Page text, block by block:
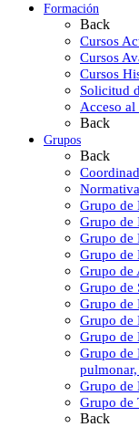
Formación
Back
Cursos
Cursos
Cursos
Solicitud
Acceso al
Back
Grupos
Back
Grupo de
Grupo de
Grupo de
Grupo de
Grupo de
Grupo de
Grupo de
Grupo de
Grupo de
Grupo de
Grupo de
Grupo de
Back